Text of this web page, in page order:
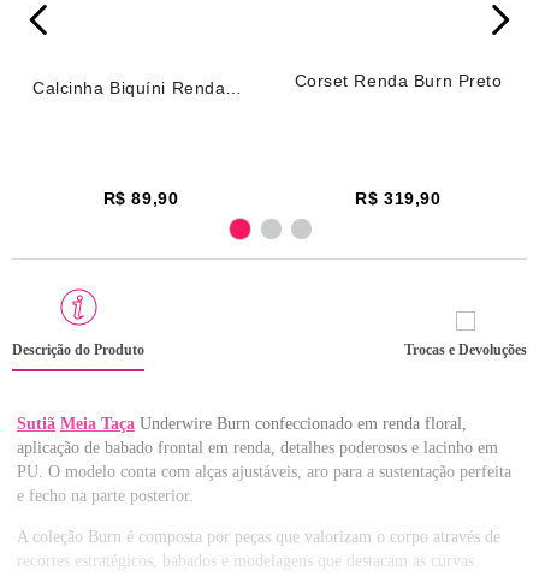
Calcinha Biquíni Renda
R$ 89,90
Corset Renda Burn Preto
R$ 319,90
Descrição do Produto Trocas e Devoluções
Sutiã Meia Taça Underwire Burn confeccionado em renda floral,
aplicação de babado frontal em renda, detalhes poderosos e lacinho em
PU. O modelo conta com alças ajustáveis, aro para a sustentação perfeita
e fecho na parte posterior.
A coleção Burn é composta por peças que valorizam o corpo através de
recortes estratégicos, babados e modelagens que destacam as curvas.